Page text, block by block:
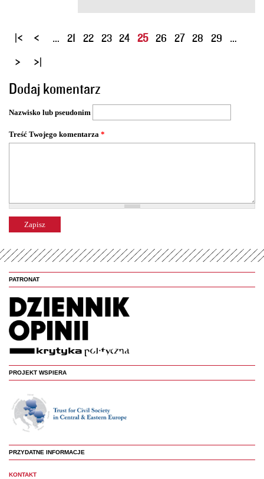
S
o
n
y
… 21 22 23 24 25 26 27 28 29 …
Dodaj komentarz
Nazwisko lub pseudonim
Treść Twojego komentarza *
PATRONAT
PROJEKT WSPIERA
PRZYDATNE INFORMACJE
KONTAKT